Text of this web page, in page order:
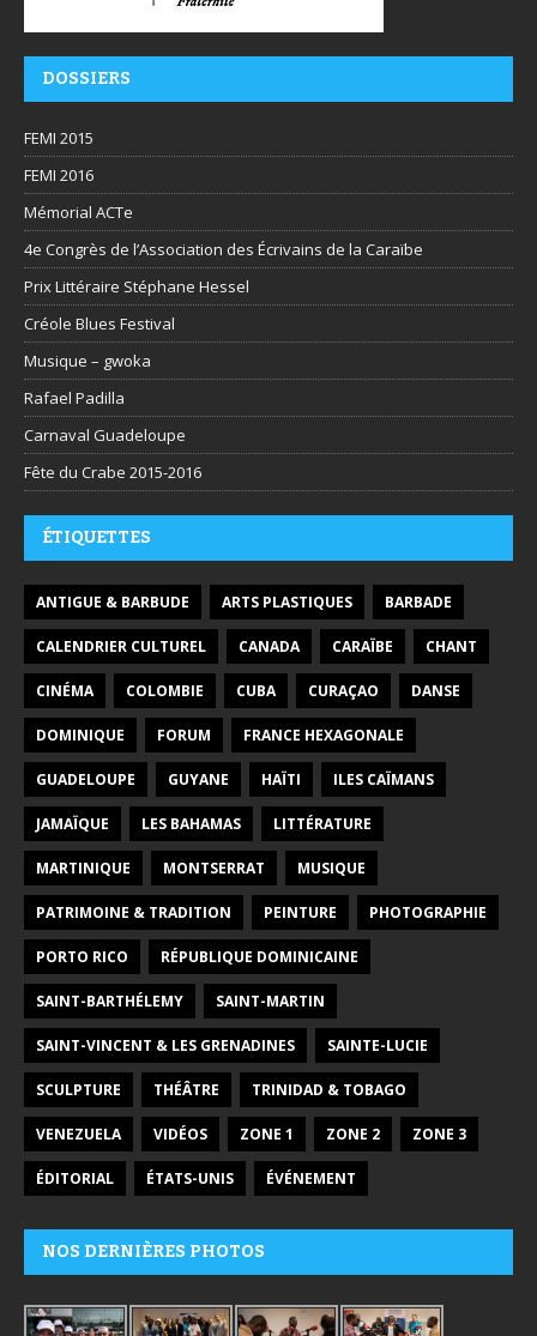
DOSSIERS
FEMI 2015
FEMI 2016
Mémorial ACTe
4e Congrès de l’Association des Écrivains de la Caraïbe
Prix Littéraire Stéphane Hessel
Créole Blues Festival
Musique – gwoka
Rafael Padilla
Carnaval Guadeloupe
Fête du Crabe 2015-2016
ÉTIQUETTES
ANTIGUE & BARBUDE ARTS PLASTIQUES BARBADE
CALENDRIER CULTUREL CANADA CARAÏBE CHANT
CINÉMA COLOMBIE CUBA CURAÇAO DANSE
DOMINIQUE FORUM FRANCE HEXAGONALE
GUADELOUPE GUYANE HAÏTI ILES CAÏMANS
JAMAÏQUE LES BAHAMAS LITTÉRATURE
MARTINIQUE MONTSERRAT MUSIQUE
PATRIMOINE & TRADITION PEINTURE PHOTOGRAPHIE
PORTO RICO RÉPUBLIQUE DOMINICAINE
SAINT-BARTHÉLEMY SAINT-MARTIN
SAINT-VINCENT & LES GRENADINES SAINTE-LUCIE
SCULPTURE THÉÂTRE TRINIDAD & TOBAGO
VENEZUELA VIDÉOS ZONE 1 ZONE 2 ZONE 3
ÉDITORIAL ÉTATS-UNIS ÉVÉNEMENT
NOS DERNIÈRES PHOTOS